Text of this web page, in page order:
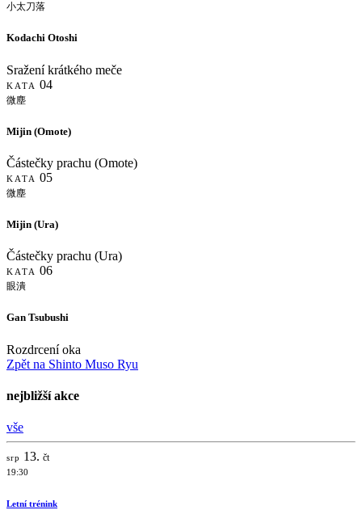
小太刀落
Kodachi Otoshi
Sražení krátkého meče
KATA 04
微塵
Mijin (Omote)
Částečky prachu (Omote)
KATA 05
微塵
Mijin (Ura)
Částečky prachu (Ura)
KATA 06
眼潰
Gan Tsubushi
Rozdrcení oka
Zpět na Shinto Muso Ryu
nejbližší akce
vše
srp 13. čt
19:30
Letní trénink